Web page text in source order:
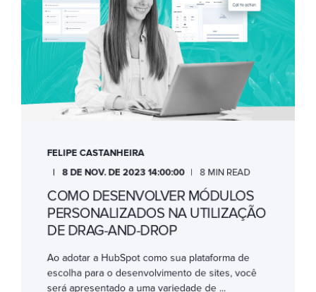
FELIPE CASTANHEIRA
8 DE NOV. DE 2023 14:00:00
8 MIN READ
COMO DESENVOLVER MÓDULOS
PERSONALIZADOS NA UTILIZAÇÃO
DE DRAG-AND-DROP
Ao adotar a HubSpot como sua plataforma de
escolha para o desenvolvimento de sites, você
será apresentado a uma variedade de ...